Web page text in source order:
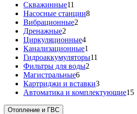
Скважинные11
Насосные станции8
Вибрационные2
Дренажные2
Циркуляционные4
Канализационные1
Гидроаккумуляторы11
Фильтры для воды2
Магистральные6
Картриджи и вставки3
Автоматика и комплектующие15
Отопление и ГВС